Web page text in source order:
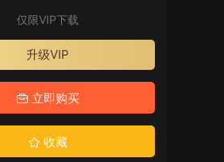
仅限VIP下载
升级VIP
立即购买
收藏